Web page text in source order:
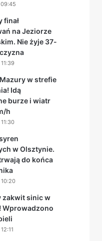
finał
na Jeziorze
Nie żyje 37-
w strefie
Idą
burze i wiatr
h
w Olsztynie.
do końca
zakwit sinic w
Wprowadzono